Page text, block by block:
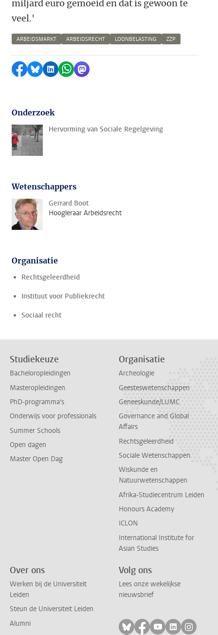
miljard euro gemoeid en dat is gewoon te
veel.'
ARBEIDSMARKT ARBEIDSRECHT LOONBELASTING ZZP
Delen op Facebook
Delen via Bluesky
Delen op LinkedIn
Delen via WhatsApp
Delen via Mastodon
Onderzoek
Hervorming van Sociale Regelgeving
Wetenschappers
Gerrard Boot
Hoogleraar Arbeidsrecht
Organisatie
Rechtsgeleerdheid
Instituut voor Publiekrecht
Sociaal recht
Studiekeuze
Bacheloropleidingen
Masteropleidingen
PhD-programma's
Onderwijs voor professionals
Summer Schools
Open dagen
Master Open Dag
Organisatie
Archeologie
Geesteswetenschappen
Geneeskunde/LUMC
Governance and Global
Affairs
Rechtsgeleerdheid
Sociale Wetenschappen
Wiskunde en
Natuurwetenschappen
Afrika-Studiecentrum Leiden
Honours Academy
ICLON
International Institute for
Asian Studies
Over ons
Werken bij de Universiteit
Leiden
Steun de Universiteit Leiden
Alumni
Volg ons
Lees onze wekelijkse
nieuwsbrief
Volg ons op bluesky
Volg ons op
Volg ons op
Volg ons
Volg